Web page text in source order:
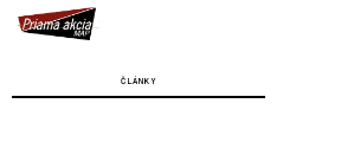
ČLÁNKY